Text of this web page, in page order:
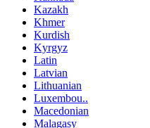
Kazakh
Khmer
Kurdish
Kyrgyz
Latin
Latvian
Lithuanian
Luxembou..
Macedonian
Malagasy